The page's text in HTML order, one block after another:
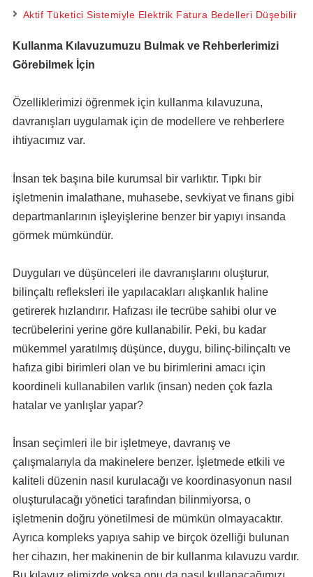
Aktif Tüketici Sistemiyle Elektrik Fatura Bedelleri Düşebilir
Kullanma Kılavuzumuzu Bulmak ve Rehberlerimizi
Görebilmek İçin
Özelliklerimizi öğrenmek için kullanma kılavuzuna,
davranışları uygulamak için de modellere ve rehberlere
ihtiyacımız var.
İnsan tek başına bile kurumsal bir varlıktır. Tıpkı bir
işletmenin imalathane, muhasebe, sevkiyat ve finans gibi
departmanlarının işleyişlerine benzer bir yapıyı insanda
görmek mümkündür.
Duyguları ve düşünceleri ile davranışlarını oluşturur,
bilinçaltı refleksleri ile yapılacakları alışkanlık haline
getirerek hızlandırır. Hafızası ile tecrübe sahibi olur ve
tecrübelerini yerine göre kullanabilir. Peki, bu kadar
mükemmel yaratılmış düşünce, duygu, bilinç-bilinçaltı ve
hafıza gibi birimleri olan ve bu birimlerini amacı için
koordineli kullanabilen varlık (insan) neden çok fazla
hatalar ve yanlışlar yapar?
İnsan seçimleri ile bir işletmeye, davranış ve
çalışmalarıyla da makinelere benzer. İşletmede etkili ve
kaliteli düzenin nasıl kurulacağı ve koordinasyonun nasıl
oluşturulacağı yönetici tarafından bilinmiyorsa, o
işletmenin doğru yönetilmesi de mümkün olmayacaktır.
Ayrıca kompleks yapıya sahip ve birçok özelliği bulunan
her cihazın, her makinenin de bir kullanma kılavuzu vardır.